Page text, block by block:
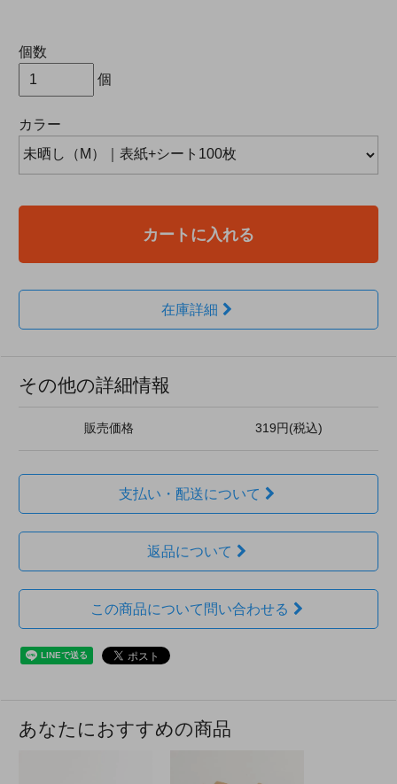
個数
個
カラー
カートに入れる
在庫詳細
その他の詳細情報
販売価格 319円(税込)
支払い・配送について
返品について
この商品について問い合わせる
あなたにおすすめの商品